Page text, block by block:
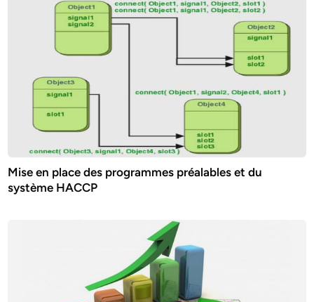
Mise en place des programmes préalables et du
système HACCP